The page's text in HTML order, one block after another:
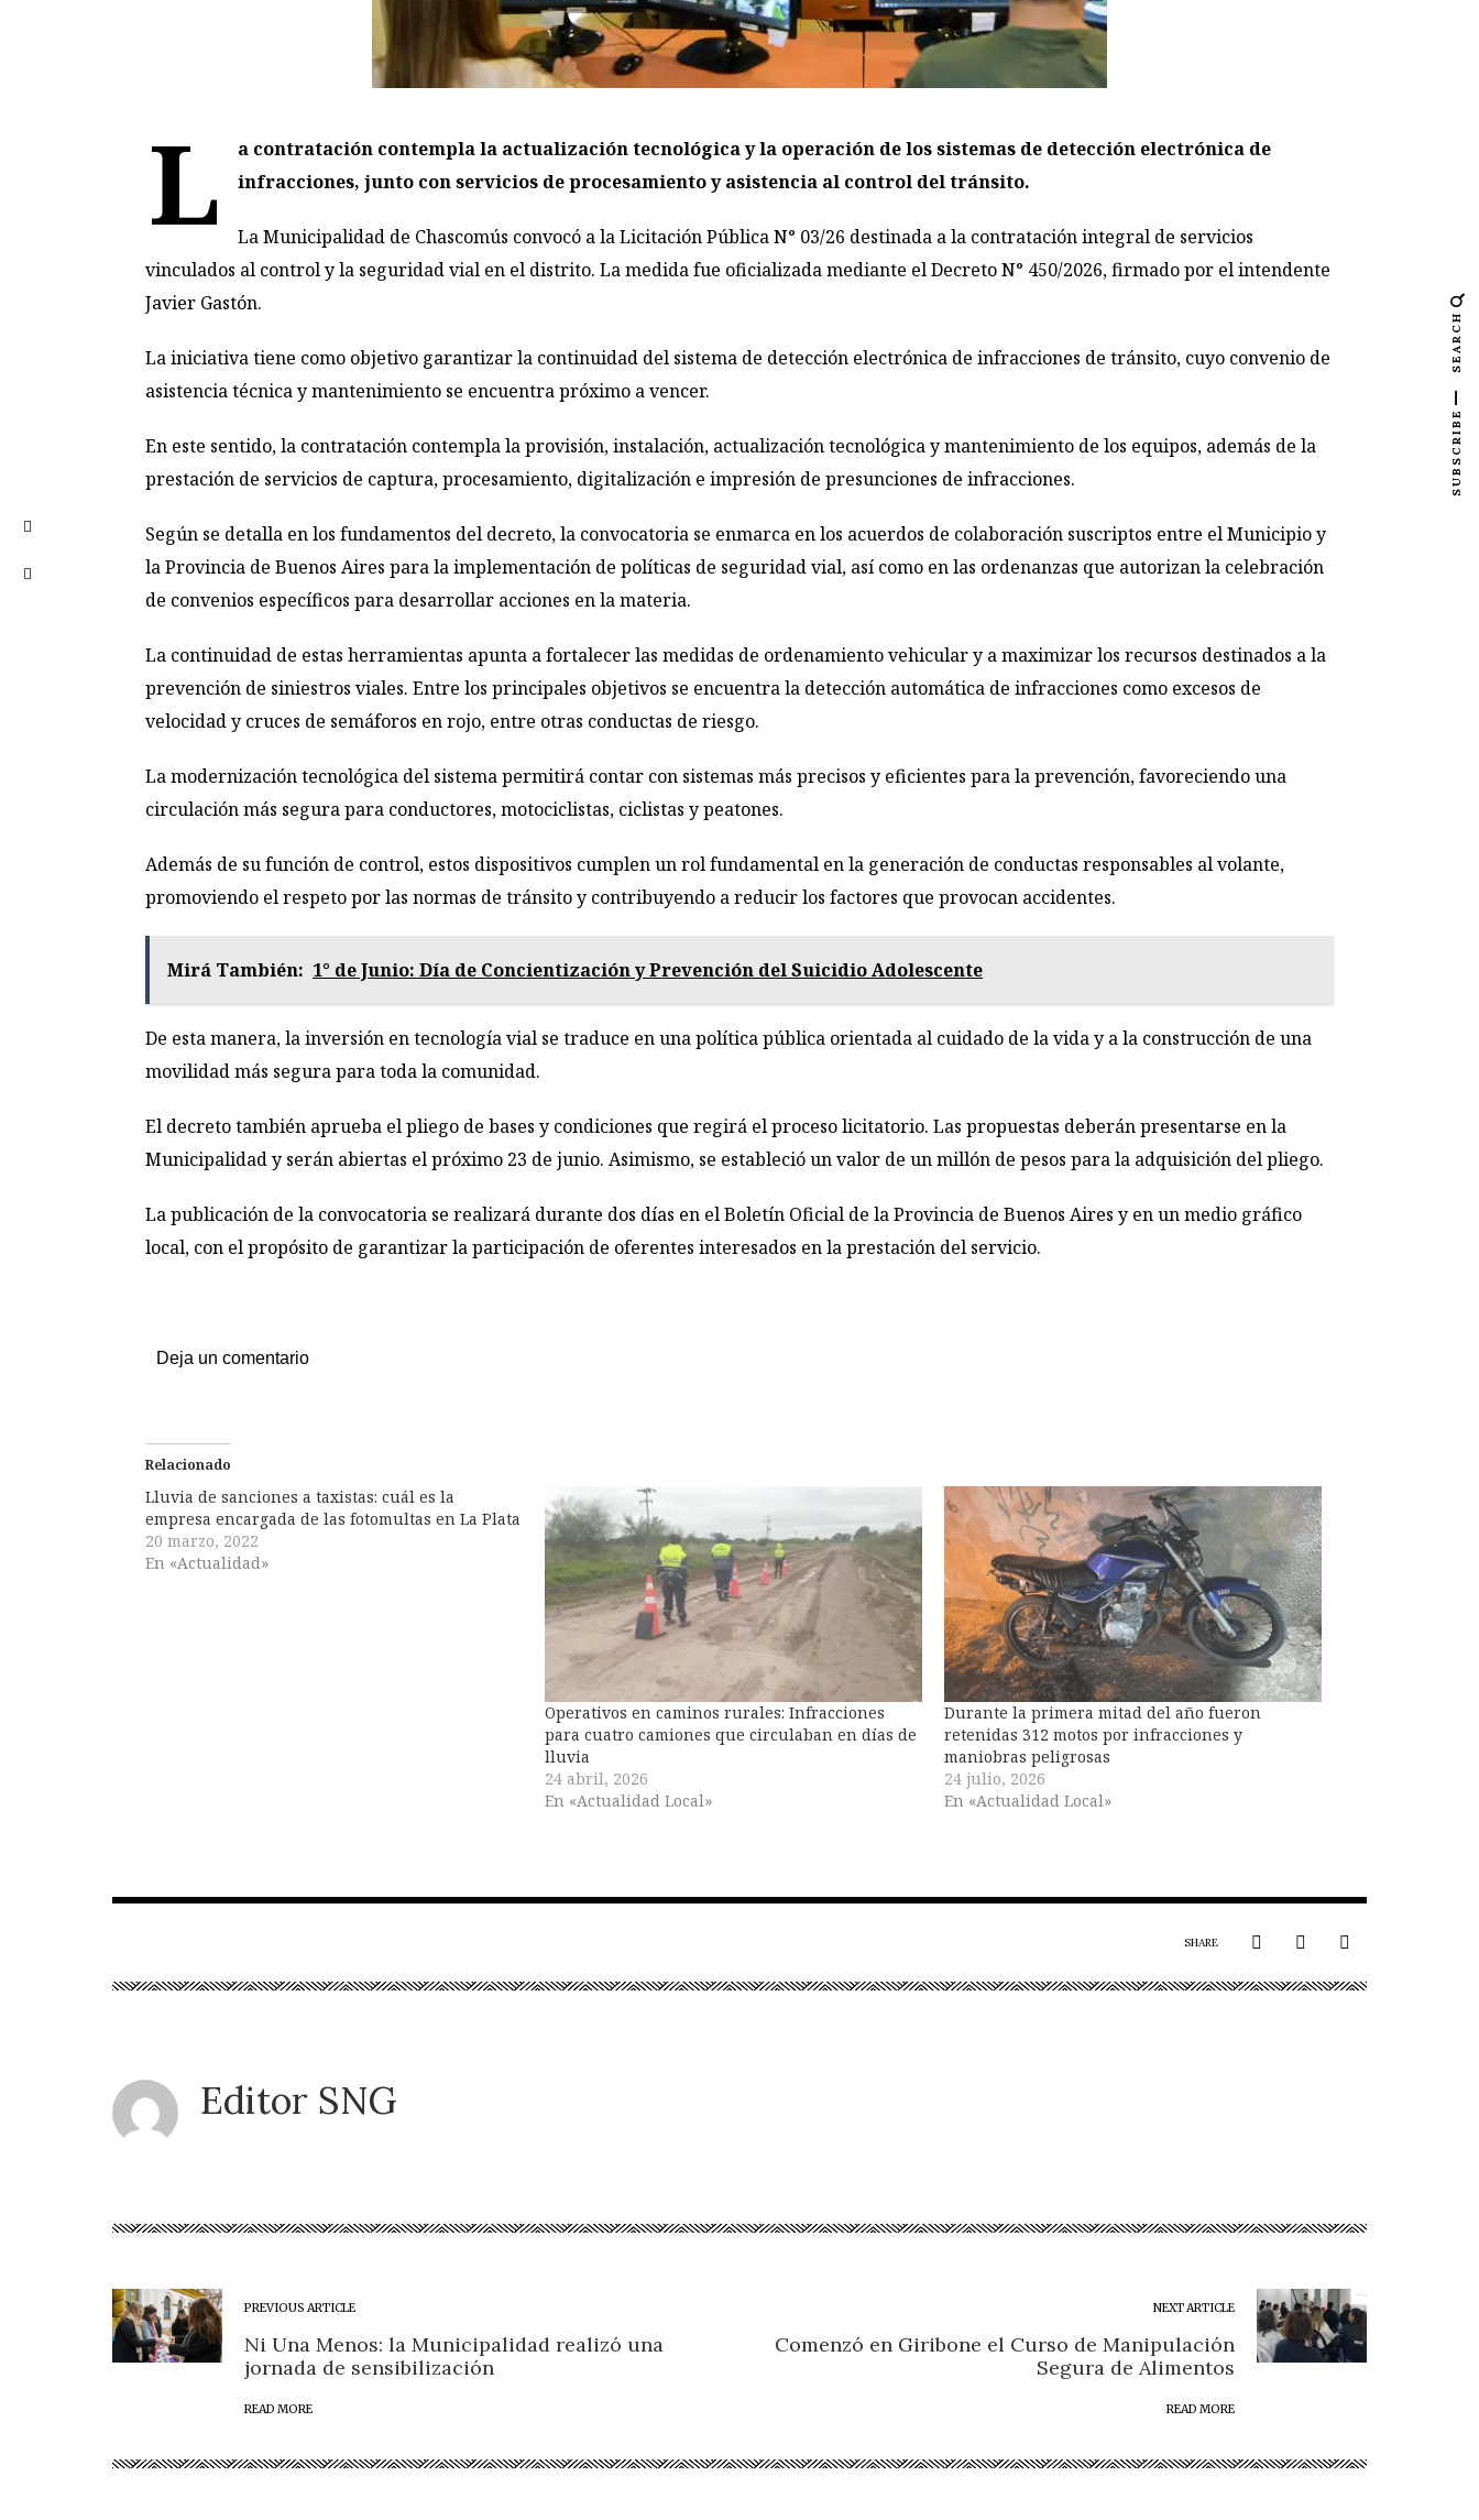
L
a contratación contempla la actualización tecnológica y la operación de los sistemas de detección electrónica de
infracciones, junto con servicios de procesamiento y asistencia al control del tránsito.
La Municipalidad de Chascomús convocó a la Licitación Pública N° 03/26 destinada a la contratación integral de servicios
vinculados al control y la seguridad vial en el distrito. La medida fue oficializada mediante el Decreto N° 450/2026, firmado por el intendente
Javier Gastón.
La iniciativa tiene como objetivo garantizar la continuidad del sistema de detección electrónica de infracciones de tránsito, cuyo convenio de
asistencia técnica y mantenimiento se encuentra próximo a vencer.
En este sentido, la contratación contempla la provisión, instalación, actualización tecnológica y mantenimiento de los equipos, además de la
prestación de servicios de captura, procesamiento, digitalización e impresión de presunciones de infracciones.
Según se detalla en los fundamentos del decreto, la convocatoria se enmarca en los acuerdos de colaboración suscriptos entre el Municipio y
la Provincia de Buenos Aires para la implementación de políticas de seguridad vial, así como en las ordenanzas que autorizan la celebración
de convenios específicos para desarrollar acciones en la materia.
La continuidad de estas herramientas apunta a fortalecer las medidas de ordenamiento vehicular y a maximizar los recursos destinados a la
prevención de siniestros viales. Entre los principales objetivos se encuentra la detección automática de infracciones como excesos de
velocidad y cruces de semáforos en rojo, entre otras conductas de riesgo.
La modernización tecnológica del sistema permitirá contar con sistemas más precisos y eficientes para la prevención, favoreciendo una
circulación más segura para conductores, motociclistas, ciclistas y peatones.
Además de su función de control, estos dispositivos cumplen un rol fundamental en la generación de conductas responsables al volante,
promoviendo el respeto por las normas de tránsito y contribuyendo a reducir los factores que provocan accidentes.
Mirá También: 1° de Junio: Día de Concientización y Prevención del Suicidio Adolescente
De esta manera, la inversión en tecnología vial se traduce en una política pública orientada al cuidado de la vida y a la construcción de una
movilidad más segura para toda la comunidad.
El decreto también aprueba el pliego de bases y condiciones que regirá el proceso licitatorio. Las propuestas deberán presentarse en la
Municipalidad y serán abiertas el próximo 23 de junio. Asimismo, se estableció un valor de un millón de pesos para la adquisición del pliego.
La publicación de la convocatoria se realizará durante dos días en el Boletín Oficial de la Provincia de Buenos Aires y en un medio gráfico
local, con el propósito de garantizar la participación de oferentes interesados en la prestación del servicio.
Deja un comentario
Relacionado
Lluvia de sanciones a taxistas: cuál es la
empresa encargada de las fotomultas en La Plata
20 marzo, 2022
En «Actualidad»
Operativos en caminos rurales: Infracciones
para cuatro camiones que circulaban en días de
lluvia
24 abril, 2026
En «Actualidad Local»
Durante la primera mitad del año fueron
retenidas 312 motos por infracciones y
maniobras peligrosas
24 julio, 2026
En «Actualidad Local»
SHARE
Editor SNG
PREVIOUS ARTICLE
Ni Una Menos: la Municipalidad realizó una
jornada de sensibilización
READ MORE
NEXT ARTICLE
Comenzó en Giribone el Curso de Manipulación
Segura de Alimentos
READ MORE
SEARCH
SUBSCRIBE